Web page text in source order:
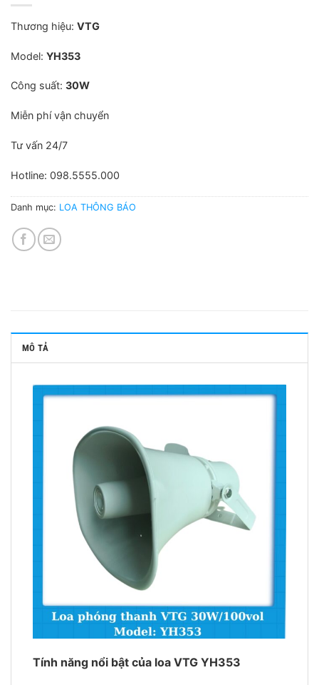
Thương hiệu: VTG
Model: YH353
Công suất: 30W
Miễn phí vận chuyển
Tư vấn 24/7
Hotline: 098.5555.000
Danh mục: LOA THÔNG BÁO
MÔ TẢ
Tính năng nổi bật của loa VTG YH353